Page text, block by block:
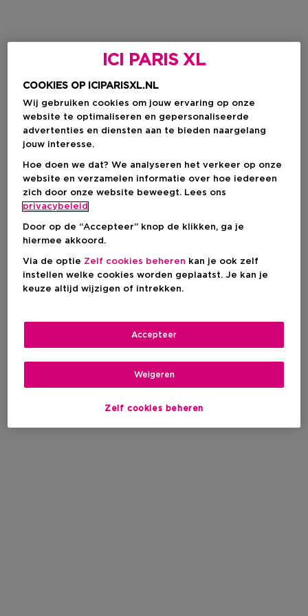
ICI PARIS XL
COOKIES OP ICIPARISXL.NL
Wij gebruiken cookies om jouw ervaring op onze
website te optimaliseren en gepersonaliseerde
advertenties en diensten aan te bieden naargelang
jouw interesse.
Hoe doen we dat? We analyseren het verkeer op onze
website en verzamelen informatie over hoe iedereen
zich door onze website beweegt. Lees ons
privacybeleid
Door op de “Accepteer” knop de klikken, ga je
hiermee akkoord.
Via de optie Zelf cookies beheren kan je ook zelf
instellen welke cookies worden geplaatst. Je kan je
keuze altijd wijzigen of intrekken.
Zelf cookies beheren
Weigeren
Accepteer